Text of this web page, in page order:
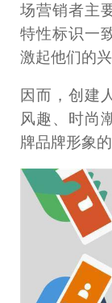
场营销者主
特性标识一
激起他们的兴
因而，创建
风趣、时尚
牌品牌形象